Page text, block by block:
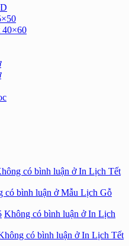
có bình luận ở In Lịch Tết
có bình luận ở Mẫu Lịch Gỗ
Không có bình luận ở In Lịch
có bình luận ở In Lịch Tết